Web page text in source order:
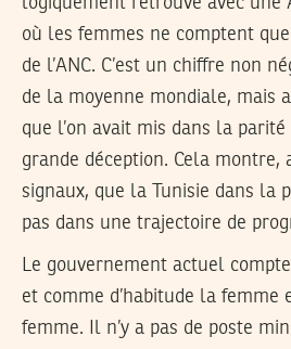
où les femmes ne comptent
de l’ANC. C’est un chiffre non
de la moyenne mondiale, mais
que l’on avait mis dans la parité
grande déception. Cela montre,
signaux, que la Tunisie dans la
pas dans une trajectoire de
Le gouvernement actuel
et comme d’habitude la femme
femme. Il n’y a pas de poste